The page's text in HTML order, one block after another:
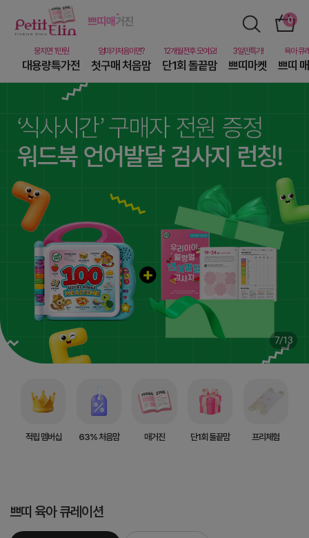
대용량특가전 첫구매 처음맘 단1회 돌끝맘 쁘띠마켓 쁘띠
7/13
적립 멤버십 63% 처음맘 매거진 단1회 돌끝맘 프리체험
쁘띠 육아 큐레이션